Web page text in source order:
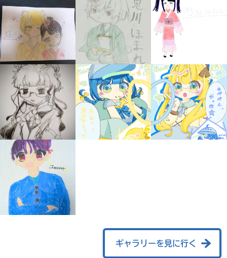
キミノラジオ配信中！
いろんな動画が
見られる
ギャラリーを見に行く